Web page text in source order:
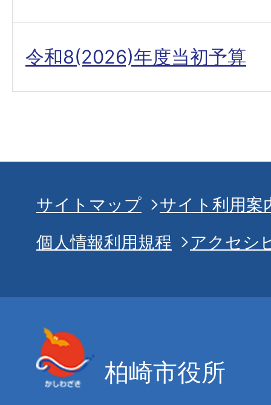
令和8(2026)年度当初予算
サイトマップ
サイト利用案
個人情報利用規程
アクセシ
柏崎市役所